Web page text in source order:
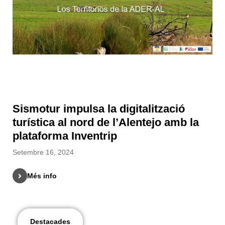
Sismotur impulsa la digitalització
turística al nord de l’Alentejo amb la
plataforma Inventrip
Setembre 16, 2024
Més info
Destacades